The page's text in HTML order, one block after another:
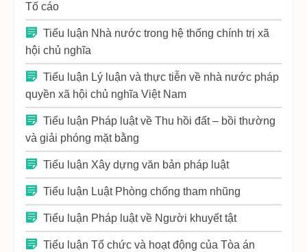
Tố cáo
Tiểu luận Nhà nước trong hệ thống chính trị xã
hội chủ nghĩa
Tiểu luận Lý luận và thực tiễn về nhà nước pháp
quyền xã hội chủ nghĩa Việt Nam
Tiểu luận Pháp luật về Thu hồi đất – bồi thường
và giải phóng mặt bằng
Tiểu luận Xây dựng văn bản pháp luật
Tiểu luận Luật Phòng chống tham nhũng
Tiểu luận Pháp luật về Người khuyết tật
Tiểu luận Tổ chức và hoạt động của Tòa án